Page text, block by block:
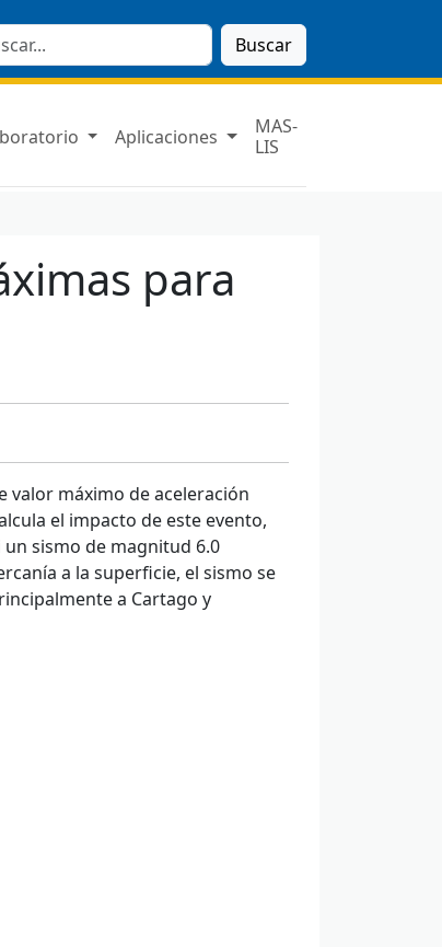
Buscar
Aplicaciones
MAS-
LIS
para
valor máximo de aceleración
el impacto de este evento,
sismo de magnitud 6.0
a la superficie, el sismo se
a Cartago y